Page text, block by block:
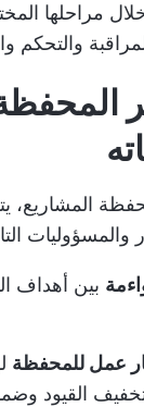
مراحلها
والتحكم
المشاريع،
والمسؤوليات
بين أهداف
عمل للمحفظة
القيود